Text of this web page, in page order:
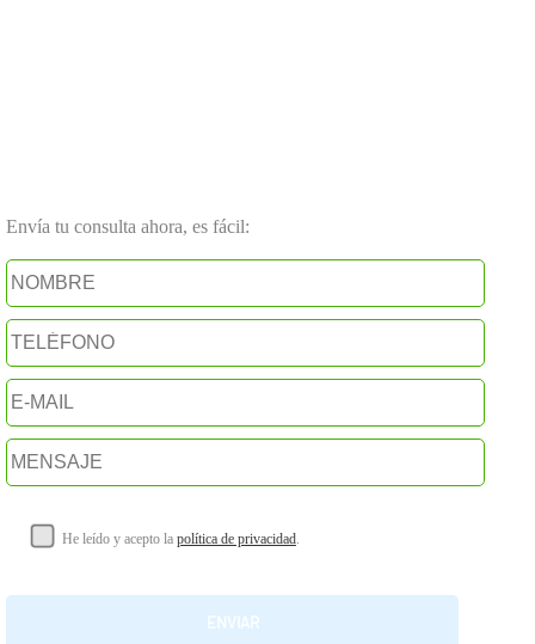
Envía tu consulta ahora, es fácil:
He leído y acepto la política de privacidad.